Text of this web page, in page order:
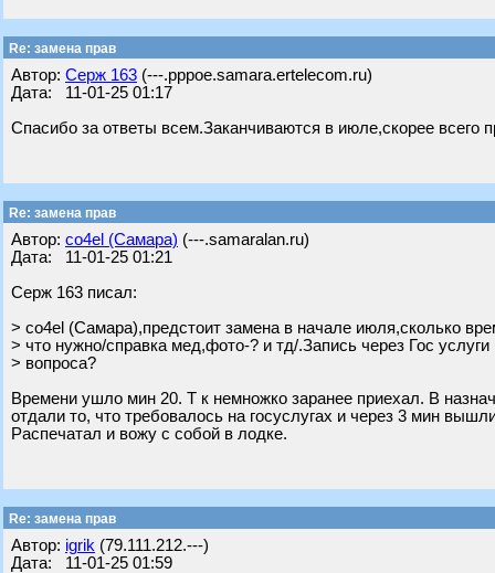
Re: замена прав
Автор: Серж 163 (---.pppoe.samara.ertelecom.ru)
Дата: 11-01-25 01:17
Спасибо за ответы всем.Заканчиваются в июле,скорее всего
Re: замена прав
Автор: co4el (Самара) (---.samaralan.ru)
Дата: 11-01-25 01:21
Серж 163 писал:
> co4el (Самара),предстоит замена в начале июля,сколько
> что нужно/справка мед,фото-? и тд/.Запись через Гос услуги
> вопроса?
Времени ушло мин 20. Т к немножко заранее приехал. В
отдали то, что требовалось на госуслугах и через 3 мин
Распечатал и вожу с собой в лодке.
Re: замена прав
Автор: igrik (79.111.212.---)
Дата: 11-01-25 01:59